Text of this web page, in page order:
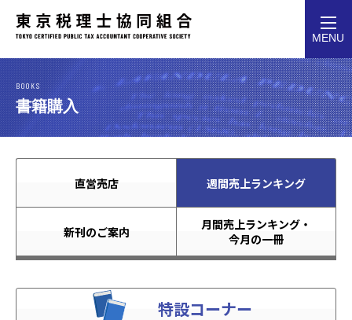
MENU
BOOKS
書籍購入
直営売店 週間売上ランキング
新刊のご案内
月間売上ランキング・
今月の一冊
特設コーナー